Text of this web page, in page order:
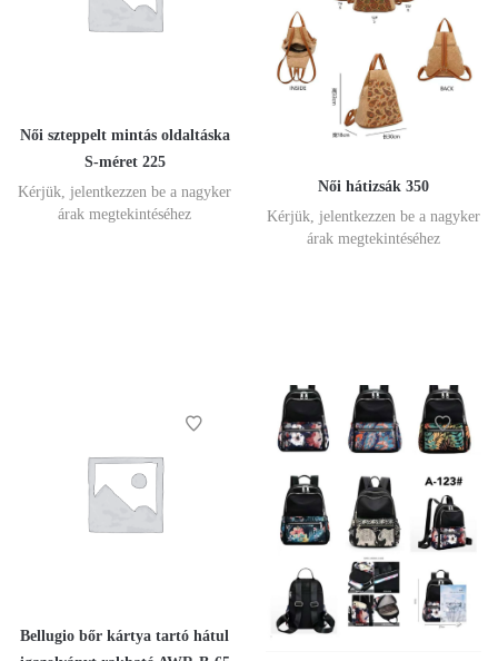
Női szteppelt mintás oldaltáska
S-méret 225
Kérjük, jelentkezzen be a nagyker
árak megtekintéséhez
Női hátizsák 350
Kérjük, jelentkezzen be a nagyker
árak megtekintéséhez
Bellugio bőr kártya tartó hátul